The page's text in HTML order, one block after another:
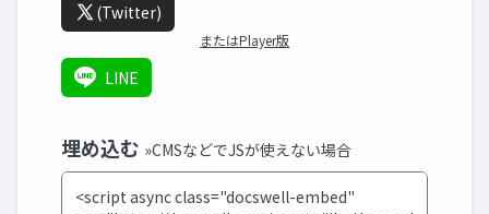
(Twitter)
またはPlayer版
LINE
埋め込む »CMSなどでJSが使えない場合